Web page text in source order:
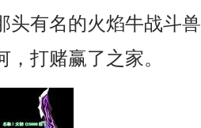
头有名的火焰牛战斗
，打赌赢了之家。